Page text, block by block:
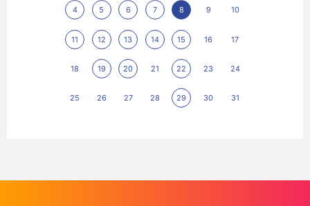
4 5 6 7 8 9 10
11 12 13 14 15 16 17
18 19 20 21 22 23 24
25 26 27 28 29 30 31